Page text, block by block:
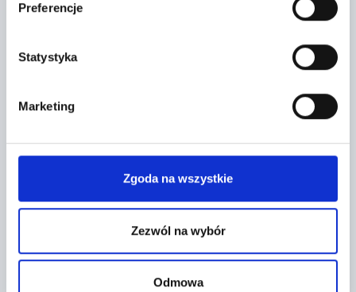
Preferencje
Statystyka
Marketing
Zgoda na wszystkie
Zezwól na wybór
Odmowa
contributors
FORMULARZ KONTAKTOWY